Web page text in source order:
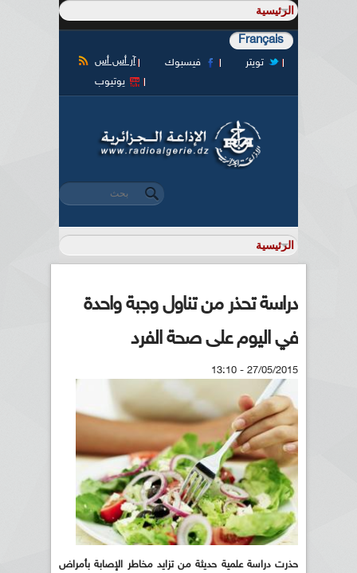
Français
آر أس أس فيسبوك
تويتر
يوتيوب
استمارة البحث
‏بحث ‏
دراسة تحذر من تناول وجبة واحدة
في اليوم على صحة الفرد
27/05/2015 - 13:10
حذرت دراسة علمية حديثة من تزايد مخاطر الإصابة بأمراض